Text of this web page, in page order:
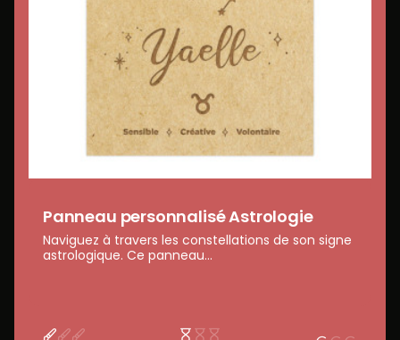
Panneau personnalisé Astrologie
Naviguez à travers les constellations de son signe
astrologique. Ce panneau...